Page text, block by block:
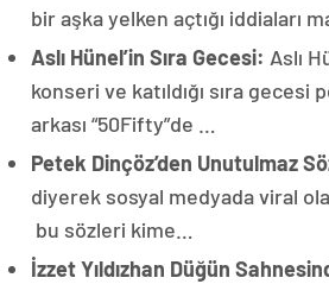
bir aşka yelken açtığı iddiaları
Aslı Hünel’in Sıra Gecesi: Aslı
konseri ve katıldığı sıra gecesi
arkası “50Fifty”de …
Petek Dinçöz’den Unutulmaz
diyerek sosyal medyada viral
bu sözleri kime…
İzzet Yıldızhan Düğün